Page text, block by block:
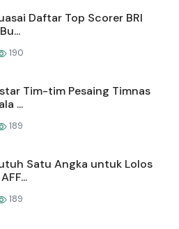
Daftar Top Scorer BRI
190
Tim-tim Pesaing Timnas
...
189
Satu Angka untuk Lolos
189